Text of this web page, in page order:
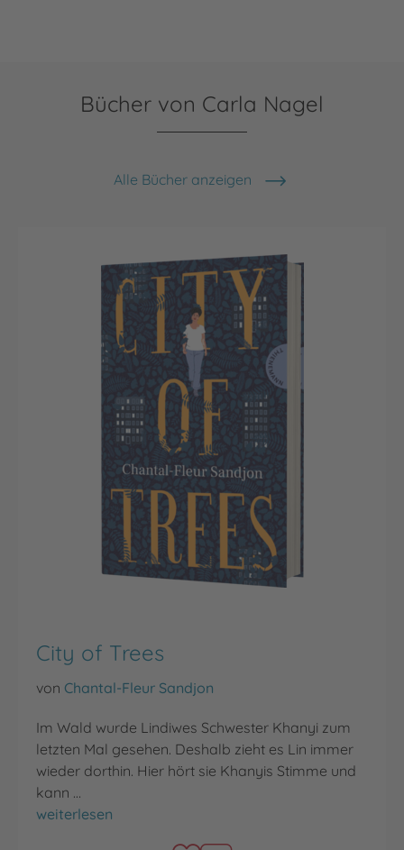
Bücher von Carla Nagel
Alle Bücher anzeigen
City of Trees
von Chantal-Fleur Sandjon
Im Wald wurde Lindiwes Schwester Khanyi zum
letzten Mal gesehen. Deshalb zieht es Lin immer
wieder dorthin. Hier hört sie Khanyis Stimme und
kann …
City of Trees
weiterlesen